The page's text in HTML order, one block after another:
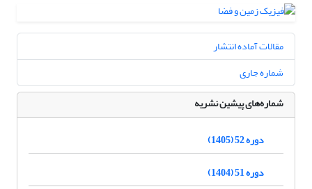
مقالات آماده انتشار
شماره جاری
شماره‌های پیشین نشریه
دوره 52 (1405)
دوره 51 (1404)